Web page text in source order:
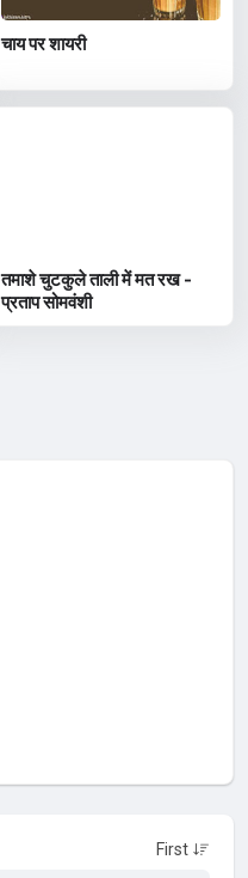
चाय पर शायरी
तमाशे चुटकुले ताली में मत रख -
प्रताप सोमवंशी